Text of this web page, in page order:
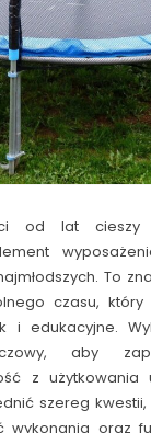
od lat cieszy
To
czasu, który
i edukacyjne.
aby
z użytkowania
szereg
wykonania oraz